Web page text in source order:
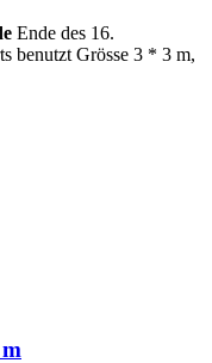
Ende des 16.
benutzt Grösse 3 * 3 m,